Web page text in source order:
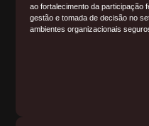
ao fortalecimento da participação
gestão e tomada de decisão no
ambientes organizacionais